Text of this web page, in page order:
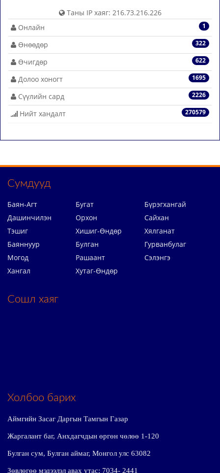
Таны IP хаяг: 216.73.216.226
1
Онлайн
322
Өнөөдөр
622
Өчигдөр
1695
Долоо хоногт
2226
Сүүлийн сард
270579
Нийт хандалт
Сумдууд
Баян-Агт Бугат
Бүрэгхангай
Дашинчилэн
Орхон
Сайхан
Тэшиг
Хишиг-Өндөр
Хялганат
Баяннуур
Булган
Гурванбулаг
Могод
Рашаант
Сэлэнгэ
Хангал
Хутаг-Өндөр
Сошл хаяг
Холбоо барих
Аймгийн Засаг Даргын Тамгын Газар
Жаргалант баг, Анхдагчдын өргөн чөлөө 1-120
Булган сум, Булган аймаг, Монгол улс 63082
Зөвлөгөө мэдээлэл авах утас: 7034- 2441